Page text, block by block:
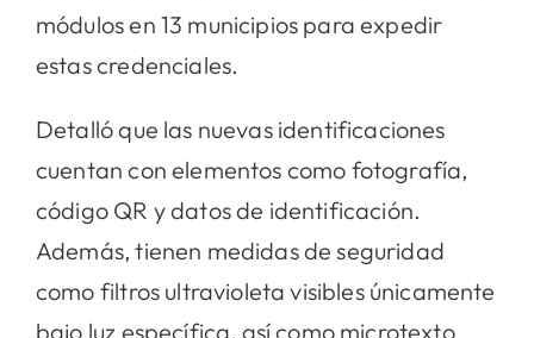
módulos en 13 municipios para expedir
estas credenciales.
Detalló que las nuevas identificaciones
cuentan con elementos como fotografía,
código QR y datos de identificación.
Además, tienen medidas de seguridad
como filtros ultravioleta visibles únicamente
bajo luz específica, así como microtexto